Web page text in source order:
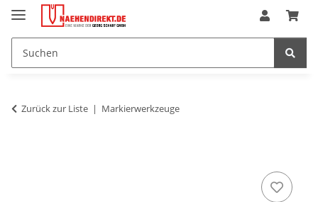
Zurück zur Liste Markierwerkzeuge